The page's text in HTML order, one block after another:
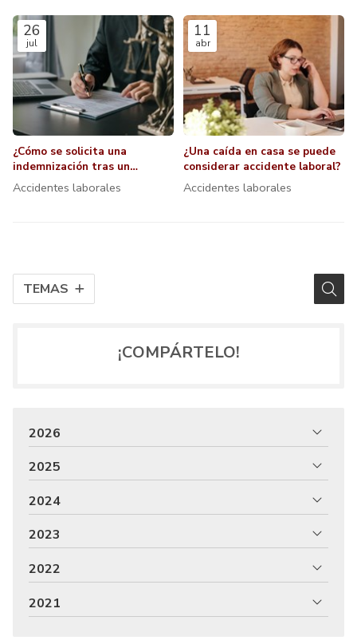
TEMAS
26
jul
¿Cómo se solicita una
indemnización tras un
accidente de trabajo?
Accidentes laborales
11
abr
¿Una caída en casa se puede
considerar accidente laboral?
Accidentes laborales
¡COMPÁRTELO!
2026
2025
2024
2023
2022
2021